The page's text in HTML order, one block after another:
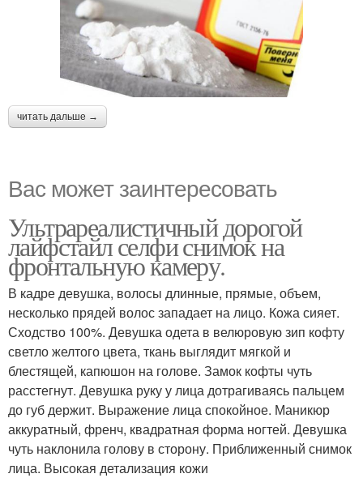
читать дальше →
Вас может заинтересовать
Ультрареалистичный дорогой
лайфстайл селфи снимок на
фронтальную камеру.
В кадре девушка, волосы длинные, прямые, объем,
несколько прядей волос западает на лицо. Кожа сияет.
Сходство 100%. Девушка одета в велюровую зип кофту
светло желтого цвета, ткань выглядит мягкой и
блестящей, капюшон на голове. Замок кофты чуть
расстегнут. Девушка руку у лица дотрагиваясь пальцем
до губ держит. Выражение лица спокойное. Маникюр
аккуратный, френч, квадратная форма ногтей. Девушка
чуть наклонила голову в сторону. Приближенный снимок
лица. Высокая детализация кожи